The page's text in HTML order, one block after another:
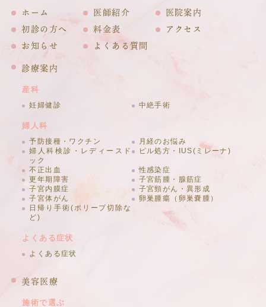
ホーム 医師紹介
医院案内
初診の方へ
料金表
アクセス
お知らせ
よくある質問
診療案内
産科
妊婦健診
中絶手術
婦人科
予防接種・ワクチン
月経のお悩み
婦人科検診・レディースド
ック
ピル処方・IUS(ミレーナ)
不正出血
性感染症
更年期障害
子宮筋腫・腺筋症
子宮内膜症
子宮頸がん・異形成
子宮体がん
卵巣腫瘍（卵巣嚢腫）
日帰り手術(ポリープ切除な
ど)
よくある症状
よくある症状
美容医療
施術で選ぶ